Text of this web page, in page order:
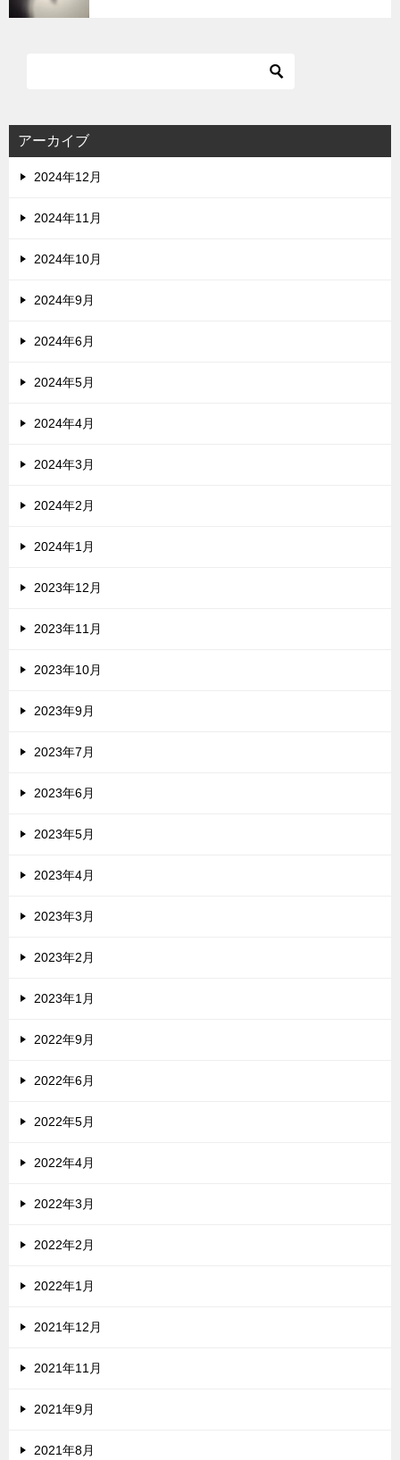
アーカイブ
2024年12月
2024年11月
2024年10月
2024年9月
2024年6月
2024年5月
2024年4月
2024年3月
2024年2月
2024年1月
2023年12月
2023年11月
2023年10月
2023年9月
2023年7月
2023年6月
2023年5月
2023年4月
2023年3月
2023年2月
2023年1月
2022年9月
2022年6月
2022年5月
2022年4月
2022年3月
2022年2月
2022年1月
2021年12月
2021年11月
2021年9月
2021年8月